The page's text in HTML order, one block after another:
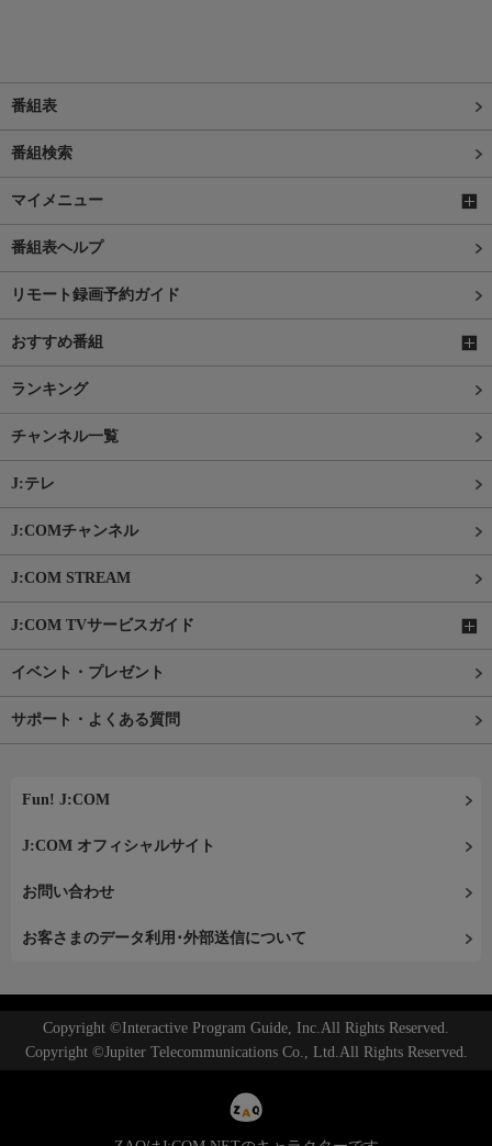
番組表
番組検索
マイメニュー
番組表ヘルプ
リモート録画予約ガイド
おすすめ番組
ランキング
チャンネル一覧
J:テレ
J:COMチャンネル
J:COM STREAM
J:COM TVサービスガイド
イベント・プレゼント
サポート・よくある質問
Fun! J:COM
J:COM オフィシャルサイト
お問い合わせ
お客さまのデータ利用･外部送信について
Copyright ©Interactive Program Guide, Inc.All Rights Reserved.
Copyright ©Jupiter Telecommunications Co., Ltd.All Rights Reserved.